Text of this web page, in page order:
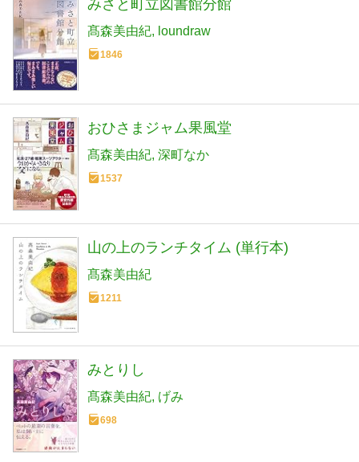
みさと町立図書館分館
髙森美由紀 loundraw
1846
おひさまジャム果風堂
髙森美由紀 深町なか
1537
山の上のランチタイム (単行本)
髙森美由紀
1211
みとりし
髙森美由紀 げみ
698